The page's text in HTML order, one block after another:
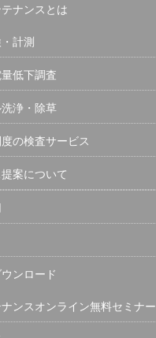
ナンスとは
計測
低下調査
浄・除草
の検査サービス
案について
ンロード
ンスオンライン無料セミナー